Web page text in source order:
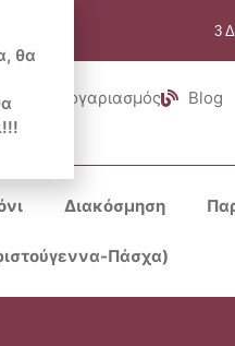
3
Λογαριασμός Blog
Διακόσμηση
Πάσχα)
θα